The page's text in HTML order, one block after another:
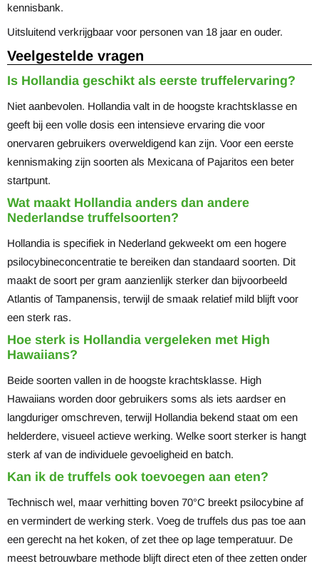
kennisbank.
Uitsluitend verkrijgbaar voor personen van 18 jaar en ouder.
Veelgestelde vragen
Is Hollandia geschikt als eerste truffelervaring?
Niet aanbevolen. Hollandia valt in de hoogste krachtsklasse en
geeft bij een volle dosis een intensieve ervaring die voor
onervaren gebruikers overweldigend kan zijn. Voor een eerste
kennismaking zijn soorten als Mexicana of Pajaritos een beter
startpunt.
Wat maakt Hollandia anders dan andere
Nederlandse truffelsoorten?
Hollandia is specifiek in Nederland gekweekt om een hogere
psilocybineconcentratie te bereiken dan standaard soorten. Dit
maakt de soort per gram aanzienlijk sterker dan bijvoorbeeld
Atlantis of Tampanensis, terwijl de smaak relatief mild blijft voor
een sterk ras.
Hoe sterk is Hollandia vergeleken met High
Hawaiians?
Beide soorten vallen in de hoogste krachtsklasse. High
Hawaiians worden door gebruikers soms als iets aardser en
langduriger omschreven, terwijl Hollandia bekend staat om een
helderdere, visueel actieve werking. Welke soort sterker is hangt
sterk af van de individuele gevoeligheid en batch.
Kan ik de truffels ook toevoegen aan eten?
Technisch wel, maar verhitting boven 70°C breekt psilocybine af
en vermindert de werking sterk. Voeg de truffels dus pas toe aan
een gerecht na het koken, of zet thee op lage temperatuur. De
meest betrouwbare methode blijft direct eten of thee zetten onder